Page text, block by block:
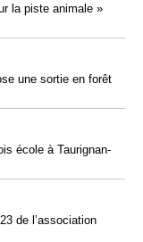
la piste animale »
une sortie en forêt
école à Taurignan-
de l’association